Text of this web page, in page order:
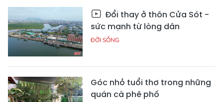
Đổi thay ở thôn Cửa Sót -
sức mạnh từ lòng dân
ĐỜI SỐNG
Góc nhỏ tuổi thơ trong những
quán cà phê phố